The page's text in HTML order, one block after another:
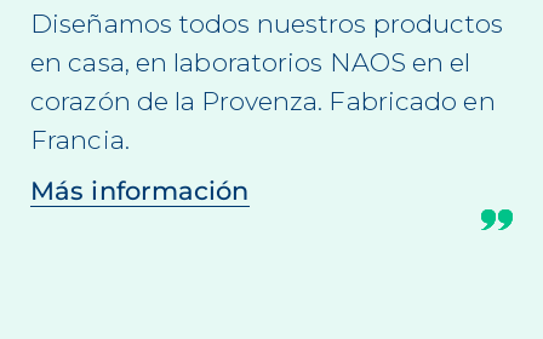
Diseñamos todos nuestros productos
en casa, en laboratorios NAOS en el
corazón de la Provenza. Fabricado en
Francia.
Más información